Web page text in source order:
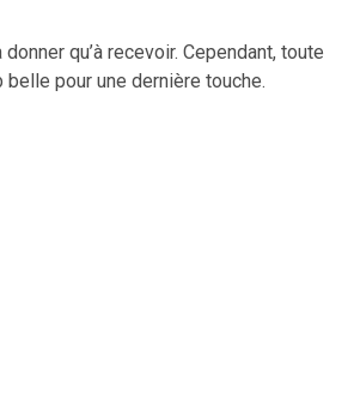
qu’à recevoir. Cependant, toute
pour une dernière touche.